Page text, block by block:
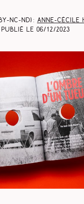
NC-ND) : Anne-Cécile
Publié le 06/12/2023